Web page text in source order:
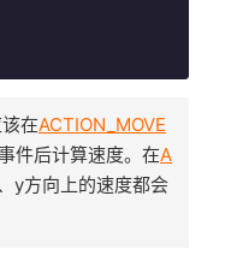
在ACTION_MOVE
件后计算速度。在A
y方向上的速度都会